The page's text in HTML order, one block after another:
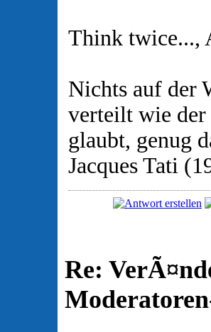
Think twice...,
Nichts auf der
verteilt wie der
glaubt, genug
Jacques Tati
Re: